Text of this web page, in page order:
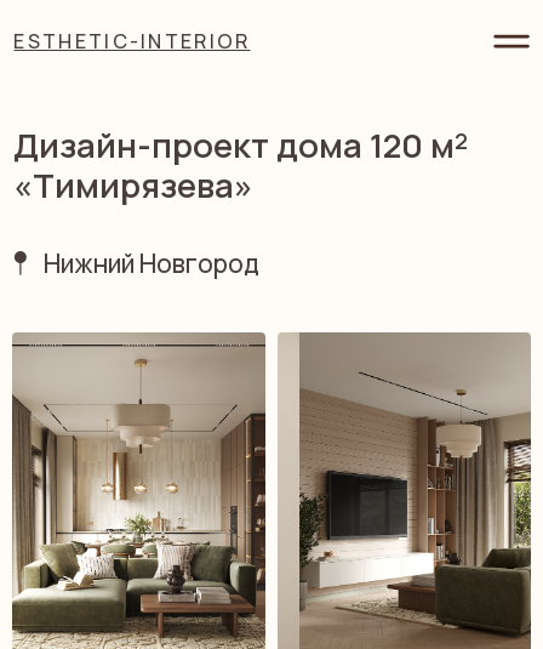
ESTHETIC-INTERIOR
ESTHETIC-INTERIOR
Дизайн-проект дома 120 м²
«Тимирязева»